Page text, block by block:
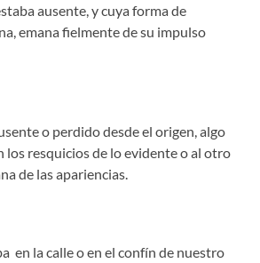
ausente, y cuya forma de
emana fielmente de su impulso
o perdido desde el origen, algo
los resquicios de lo evidente o al otro
de las apariencias.
en la calle o en el confín de nuestro